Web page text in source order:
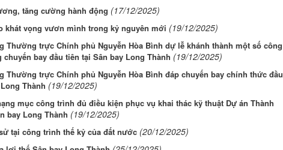
tăng cường hành động (17/12/2025)
khát vọng vươn mình trong kỷ nguyên mới (19/12/2025)
Thường trực Chính phủ Nguyễn Hòa Bình dự lễ khánh thành một số công
bay đầu tiên tại Sân bay Long Thành (19/12/2025)
Thường trực Chính phủ Nguyễn Hòa Bình đáp chuyến bay chính thức đầu
Thành (19/12/2025)
mục công trình đủ điều kiện phục vụ khai thác kỹ thuật Dự án Thành
bay Long Thành (19/12/2025)
tại công trình thế kỷ của đất nước (20/12/2025)